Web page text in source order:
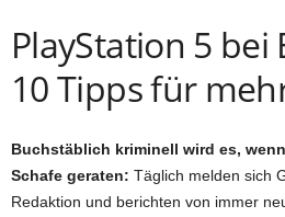
PlayStation 5 bei
10 Tipps für
Buchstäblich kriminell wird es,
Schafe geraten: Täglich melden sich
Redaktion und berichten von immer